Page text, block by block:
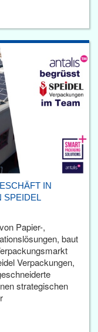
IN
SPEIDEL
Papier-,
baut
Verpackungen,
strategischen